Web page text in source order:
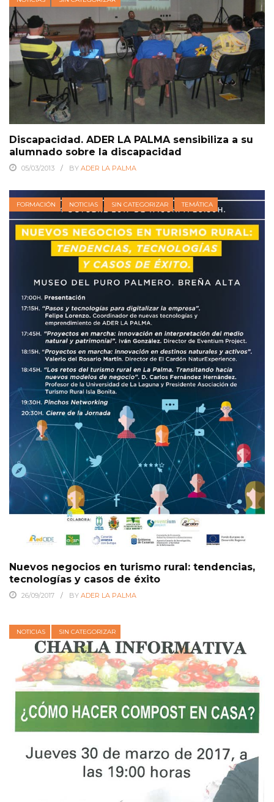
Discapacidad. ADER LA PALMA sensibiliza a su
alumnado sobre la discapacidad
05/03/2013 BY ADER LA PALMA
FORMACIÓN NOTICIAS SIN CATEGORIZAR TEMÁTICA
Nuevos negocios en turismo rural: tendencias,
tecnologías y casos de éxito
26/09/2017 BY ADER LA PALMA
NOTICIAS SIN CATEGORIZAR